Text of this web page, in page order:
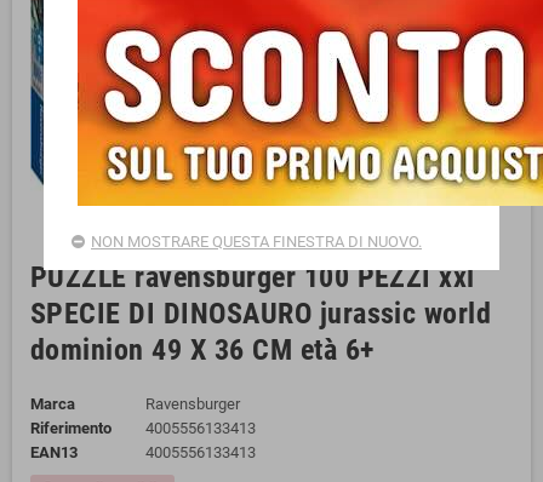
PUZZLE ravensburger 100 PEZZI xxl
SPECIE DI DINOSAURO jurassic world
dominion 49 X 36 CM età 6+
Marca
Ravensburger
Riferimento
4005556133413
EAN13
4005556133413
NON MOSTRARE QUESTA FINESTRA DI NUOVO.